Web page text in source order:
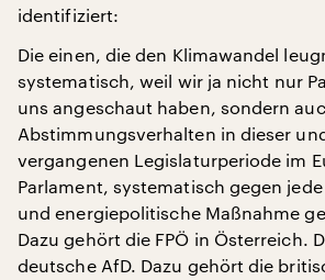
identifiziert:
Die einen, die den Klimawandel
systematisch, weil wir ja nicht nur
uns angeschaut haben, sondern
Abstimmungsverhalten in dieser
vergangenen Legislaturperiode im
Parlament, systematisch gegen
und energiepolitische Maßnahme
Dazu gehört die FPÖ in Österreich.
deutsche AfD. Dazu gehört die